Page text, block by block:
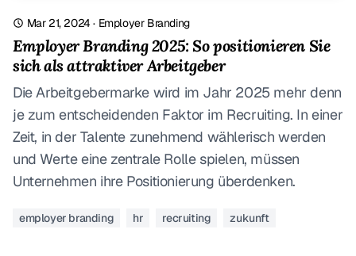
Mar 21, 2024 · Employer Branding
Employer Branding 2025: So positionieren Sie
sich als attraktiver Arbeitgeber
Die Arbeitgebermarke wird im Jahr 2025 mehr denn
je zum entscheidenden Faktor im Recruiting. In einer
Zeit, in der Talente zunehmend wählerisch werden
und Werte eine zentrale Rolle spielen, müssen
Unternehmen ihre Positionierung überdenken.
employer branding hr recruiting zukunft